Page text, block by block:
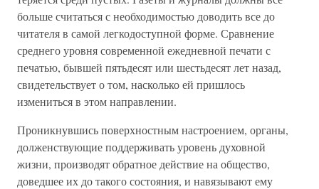
больше считаться с необходимостью доводить все до
читателя в самой легкодоступной форме. Сравнение
среднего уровня современной ежедневной печати с
печатью, бывшей пятьдесят или шестьдесят лет назад,
свидетельствует о том, насколько ей пришлось
измениться в этом направлении.
Проникнувшись поверхностным настроением, органы,
долженствующие поддерживать уровень духовной
жизни, производят обратное действие на общество,
доведшее их до такого состояния, и навязывают ему